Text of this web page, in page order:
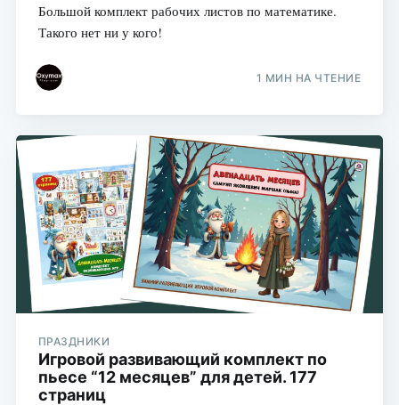
Большой комплект рабочих листов по математике.
Такого нет ни у кого!
1 МИН НА ЧТЕНИЕ
ПРАЗДНИКИ
Игровой развивающий комплект по
пьесе “12 месяцев” для детей. 177
страниц